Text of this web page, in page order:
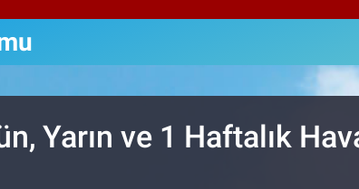
Yarın ve 1 Haftalık